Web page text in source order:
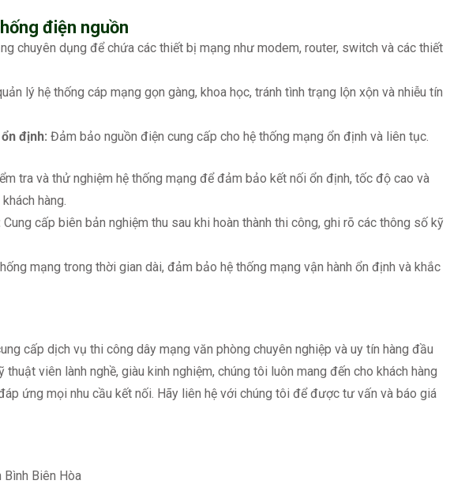
điện nguồn
chuyên dụng để chứa các thiết bị mạng như modem, router, switch và các thiết
lý hệ thống cáp mạng gọn gàng, khoa học, tránh tình trạng lộn xộn và nhiễu tín
định: Đảm bảo nguồn điện cung cấp cho hệ thống mạng ổn định và liên tục.
tra và thử nghiệm hệ thống mạng để đảm bảo kết nối ổn định, tốc độ cao và
hàng.
Cung cấp biên bản nghiệm thu sau khi hoàn thành thi công, ghi rõ các thông số kỹ
mạng trong thời gian dài, đảm bảo hệ thống mạng vận hành ổn định và khắc
cấp dịch vụ thi công dây mạng văn phòng chuyên nghiệp và uy tín hàng đầu
viên lành nghề, giàu kinh nghiệm, chúng tôi luôn mang đến cho khách hàng
ứng mọi nhu cầu kết nối. Hãy liên hệ với chúng tôi để được tư vấn và báo giá
Bình Biên Hòa